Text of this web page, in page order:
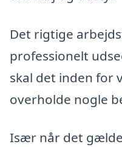
Det rigtige
professionelt
skal det inden for
overholde nogle
Især når det